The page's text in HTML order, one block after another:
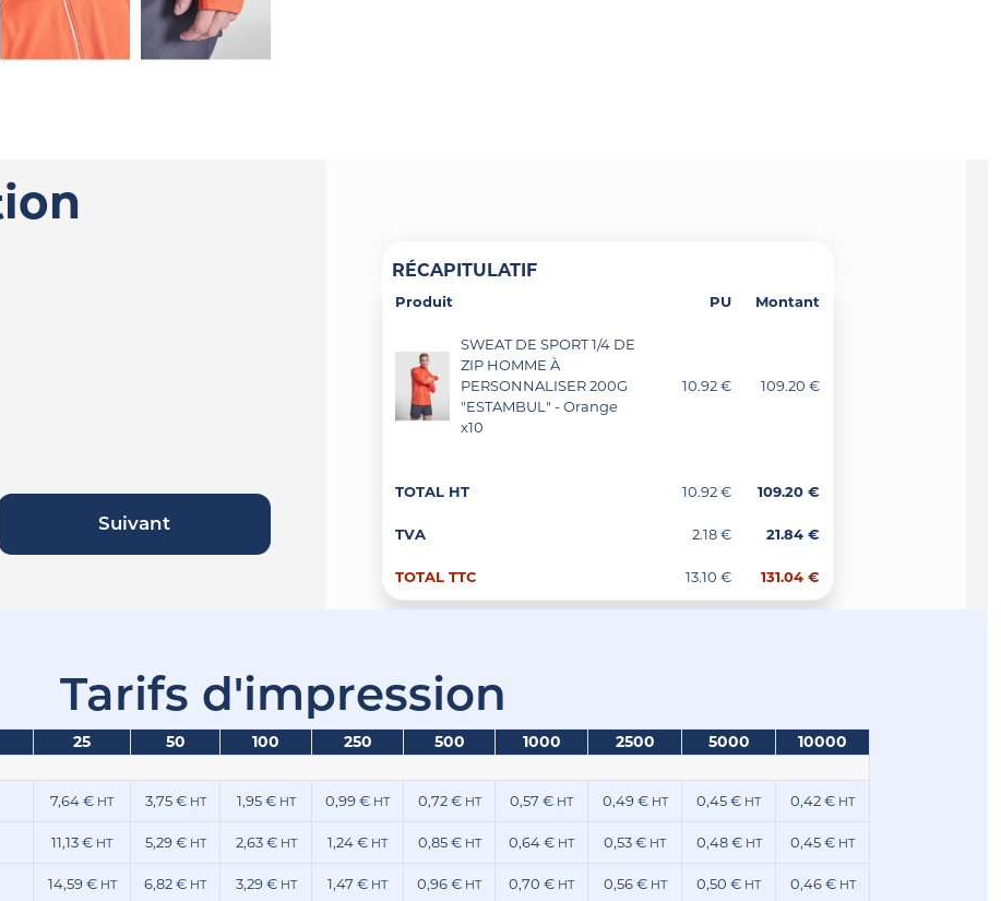
Suivant
RÉCAPITULATIF
Produit PU Montant
SWEAT DE SPORT 1/4 DE
ZIP HOMME À
PERSONNALISER 200G
"ESTAMBUL" - Orange
x10
10.92 € 109.20 €
TOTAL HT 10.92 € 109.20 €
TVA 2.18 € 21.84 €
TOTAL TTC 13.10 € 131.04 €
Tarifs d'impression
25 50 100 250 500 1000 2500 5000 10000
7,64 € HT 3,75 € HT 1,95 € HT 0,99 € HT 0,72 € HT 0,57 € HT 0,49 € HT 0,45 € HT 0,42 € HT
11,13 € HT 5,29 € HT 2,63 € HT 1,24 € HT 0,85 € HT 0,64 € HT 0,53 € HT 0,48 € HT 0,45 € HT
14,59 € HT 6,82 € HT 3,29 € HT 1,47 € HT 0,96 € HT 0,70 € HT 0,56 € HT 0,50 € HT 0,46 € HT